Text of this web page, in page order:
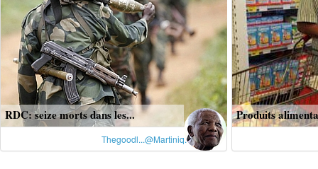
RDC: seize morts dans les...
Thegoodl...@Martiniq.
Produits